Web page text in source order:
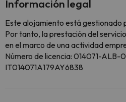
Información legal
Este alojamiento está gestionado
Por tanto, la prestación del
en el marco de una actividad
Número de licencia: 014071-ALB-
IT014071A179AY6838